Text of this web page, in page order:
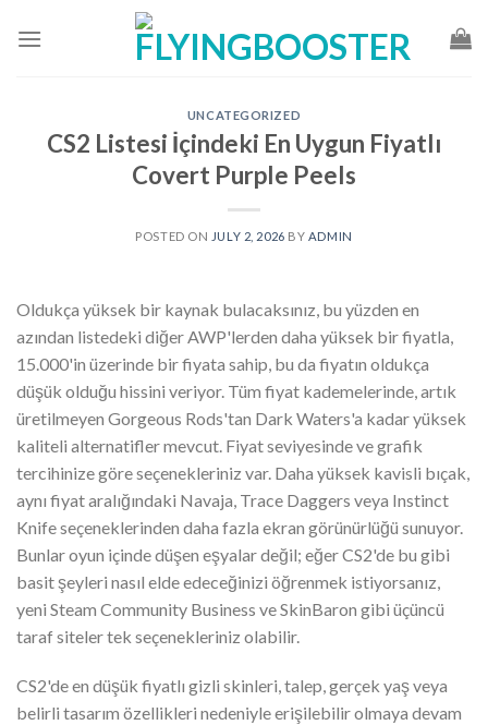
UNCATEGORIZED
CS2 Listesi İçindeki En Uygun Fiyatlı
Covert Purple Peels
POSTED ON JULY 2, 2026 BY ADMIN
Oldukça yüksek bir kaynak bulacaksınız, bu yüzden en
azından listedeki diğer AWP'lerden daha yüksek bir fiyatla,
15.000'in üzerinde bir fiyata sahip, bu da fiyatın oldukça
düşük olduğu hissini veriyor. Tüm fiyat kademelerinde, artık
üretilmeyen Gorgeous Rods'tan Dark Waters'a kadar yüksek
kaliteli alternatifler mevcut. Fiyat seviyesinde ve grafik
tercihinize göre seçenekleriniz var. Daha yüksek kavisli bıçak,
aynı fiyat aralığındaki Navaja, Trace Daggers veya Instinct
Knife seçeneklerinden daha fazla ekran görünürlüğü sunuyor.
Bunlar oyun içinde düşen eşyalar değil; eğer CS2'de bu gibi
basit şeyleri nasıl elde edeceğinizi öğrenmek istiyorsanız,
yeni Steam Community Business ve SkinBaron gibi üçüncü
taraf siteler tek seçenekleriniz olabilir.
CS2'de en düşük fiyatlı gizli skinleri, talep, gerçek yaş veya
belirli tasarım özellikleri nedeniyle erişilebilir olmaya devam